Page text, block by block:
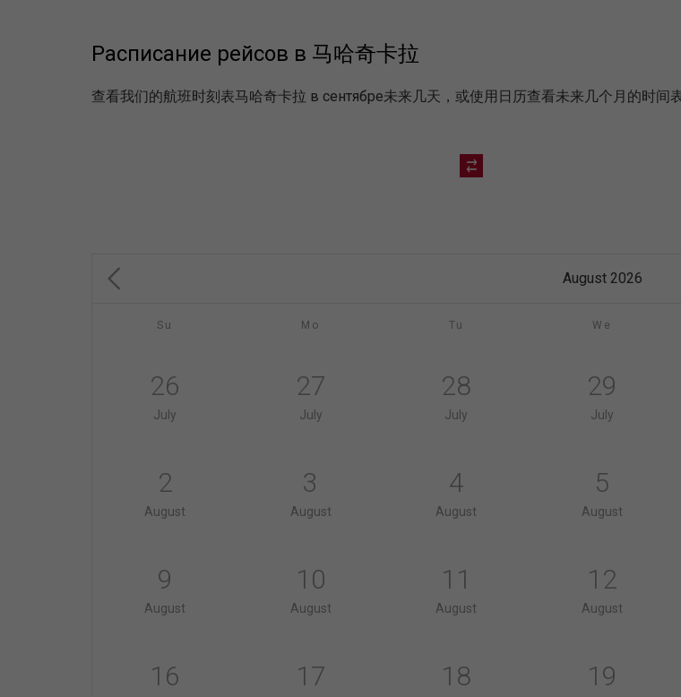
Расписание рейсов в 马哈奇卡拉
查看我们的航班时刻表马哈奇卡拉 в сентябре未来几天，或使用日历查看未来几个月的时间
August 2026
Su Mo Tu We
26
July
27
July
28
July
29
July
2
August
3
August
4
August
5
August
9
August
10
August
11
August
12
August
16 17 18 19